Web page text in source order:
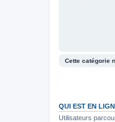
Cette catégorie
QUI EST EN
Utilisateurs